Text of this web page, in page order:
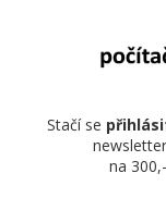
Stačí se
na